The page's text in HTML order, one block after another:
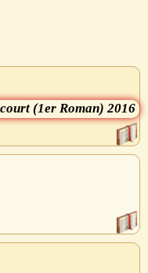
(1er Roman) 2016